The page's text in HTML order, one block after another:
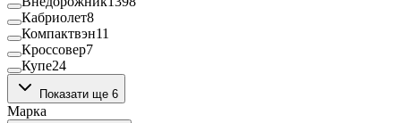
Кабриолет8
Компактвэн11
Кроссовер7
Купе24
Лифтбек
Минивэн39
Пикап
Показати ще 6
Марка